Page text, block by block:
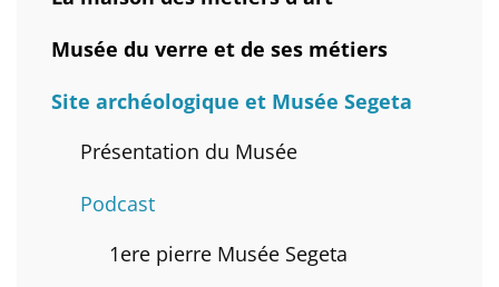
Musée du verre et de ses métiers
Site archéologique et Musée Segeta
Présentation du Musée
Podcast
1ere pierre Musée Segeta